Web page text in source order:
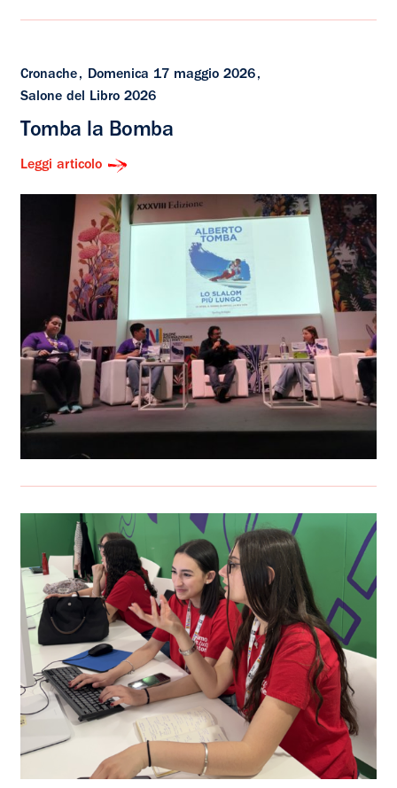
Cronache
Domenica 17 maggio 2026
Salone del Libro 2026
Tomba la Bomba
Leggi articolo